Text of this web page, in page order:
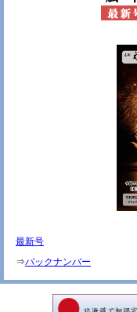
最新号
⇒バックナンバー